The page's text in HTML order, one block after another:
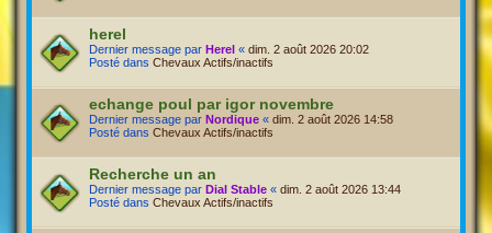
herel
Dernier message par Herel « dim. 2 août 2026 20:02
Posté dans Chevaux Actifs/inactifs
echange poul par igor novembre
Dernier message par Nordique « dim. 2 août 2026 14:58
Posté dans Chevaux Actifs/inactifs
Recherche un an
Dernier message par Dial Stable « dim. 2 août 2026 13:44
Posté dans Chevaux Actifs/inactifs